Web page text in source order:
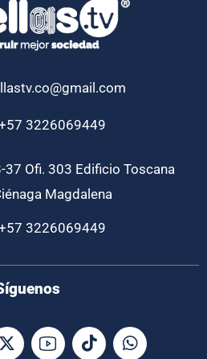
3226069449
37 Ofi. 303 Edificio Toscana
Magdalena
3226069449